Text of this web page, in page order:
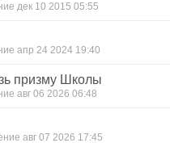
дек 10 2015 05:55
апр 24 2024 19:40
призму Школы
авг 06 2026 06:48
авг 07 2026 17:45